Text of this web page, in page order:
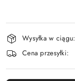
Dostępność
i
dostawa
Wysyłka w ciągu:
Cena przesyłki: